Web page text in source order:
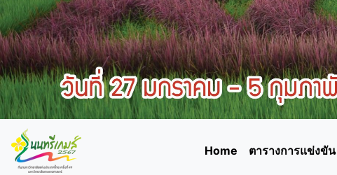
Home ตารางการแข่งขัน